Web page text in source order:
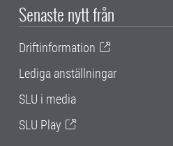
Senaste nytt från
Driftinformation
Lediga anställningar
SLU i media
SLU Play